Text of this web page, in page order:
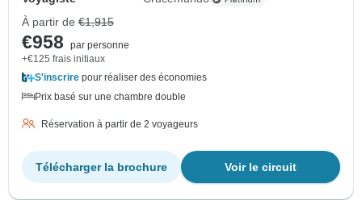
À partir de €1,915
€958
par personne
+€125 frais initiaux
S'inscrire pour réaliser des économies
Prix basé sur une chambre double
Réservation à partir de 2 voyageurs
Voir le circuit
Télécharger la brochure